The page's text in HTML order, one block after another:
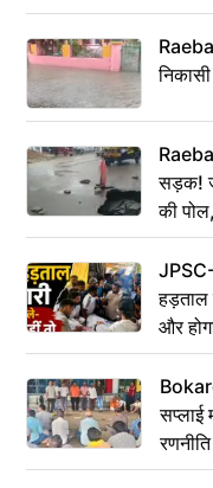
सड़क!
की
JPSC-
हड़ताल
और
सप्लाई